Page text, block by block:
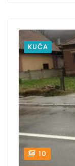
KUĆA
10